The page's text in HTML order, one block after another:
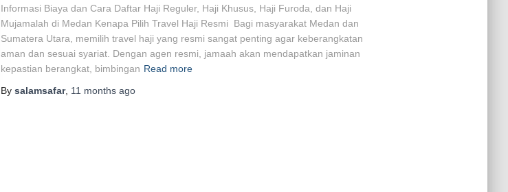
Informasi Biaya dan Cara Daftar Haji Reguler, Haji Khusus, Haji Furoda, dan Haji
Mujamalah di Medan Kenapa Pilih Travel Haji Resmi Bagi masyarakat Medan dan
Sumatera Utara, memilih travel haji yang resmi sangat penting agar keberangkatan
aman dan sesuai syariat. Dengan agen resmi, jamaah akan mendapatkan jaminan
kepastian berangkat, bimbingan Read more
By salamsafar, 11 monthsago